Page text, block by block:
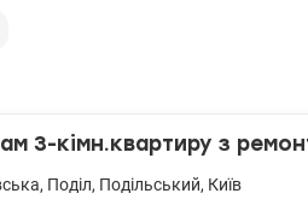
3-кімн.квартиру з
, Поділ, Подільський, Київ